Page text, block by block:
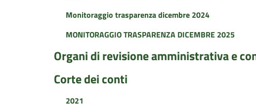
Monitoraggio trasparenza dicembre 2024
MONITORAGGIO TRASPARENZA DICEMBRE 2025
Organi di revisione amministrativa e
Corte dei conti
2021